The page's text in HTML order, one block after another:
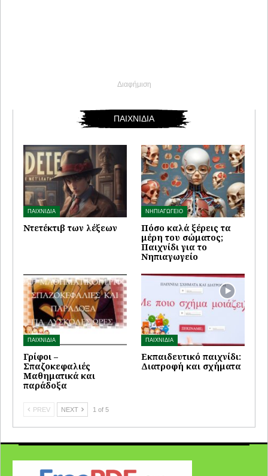
Διαφήμιση
ΠΑΙΧΝΙΔΙΑ
ΠΑΙΧΝΙΔΙΑ
Ντετέκτιβ των λέξεων
ΝΗΠΙΑΓΩΓΕΙΟ
Πόσο καλά ξέρεις τα
μέρη του σώματος;
Παιχνίδι για το
Νηπιαγωγείο
ΠΑΙΧΝΙΔΙΑ
Γρίφοι –
Σπαζοκεφαλιές
Μαθηματικά και
παράδοξα
ΠΑΙΧΝΙΔΙΑ
Εκπαιδευτικό παιχνίδι:
Διατροφή και σχήματα
PREV NEXT 1 of 5